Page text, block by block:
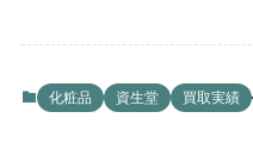
化粧品 資生堂 買取実績